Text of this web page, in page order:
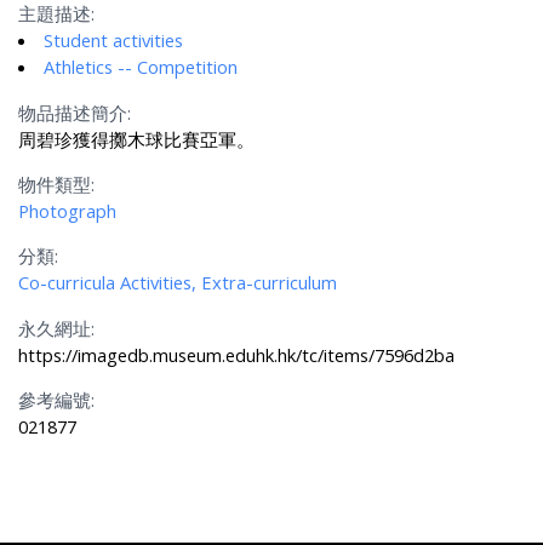
主題描述:
Student activities
Athletics -- Competition
物品描述簡介:
周碧珍獲得擲木球比賽亞軍。
物件類型:
Photograph
分類:
Co-curricula Activities, Extra-curriculum
永久網址:
https://imagedb.museum.eduhk.hk/tc/items/7596d2ba
參考編號:
021877